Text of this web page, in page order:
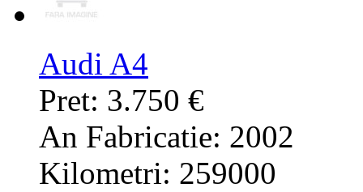
Audi A4
Pret: 3.750 €
An Fabricatie: 2002
Kilometri: 259000